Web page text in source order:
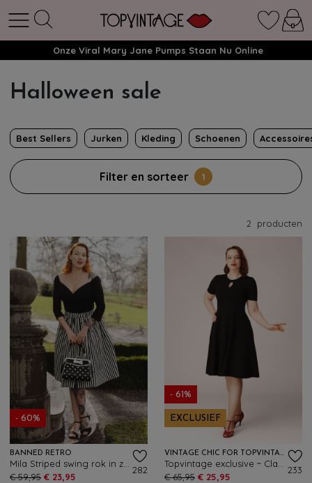
Onze Viral Mary Jane Pumps Staan Nu Online
Halloween sale
Best Sellers Jurken Kleding Schoenen
Filter en sorteer 1
2 producten
- 60%
BANNED RETRO
€ 59,95 € 23,95
282
- 61%
EXCLUSIEF
VINTAGE CHIC FOR TOPVINTAGE
€ 65,95 € 25,95
233